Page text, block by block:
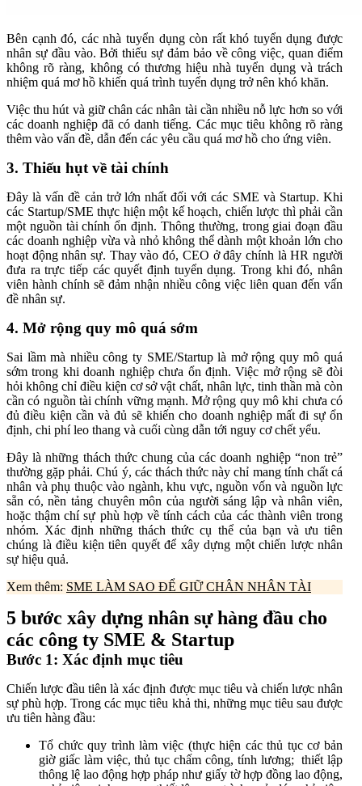
Bên cạnh đó, các nhà tuyển dụng còn rất khó tuyển dụng được
nhân sự đầu vào. Bởi thiếu sự đảm bảo về công việc, quan điểm
không rõ ràng, không có thương hiệu nhà tuyển dụng và trách
nhiệm quá mơ hồ khiến quá trình tuyển dụng trở nên khó khăn.
Việc thu hút và giữ chân các nhân tài cần nhiều nỗ lực hơn so với
các doanh nghiệp đã có danh tiếng. Các mục tiêu không rõ ràng
thêm vào vấn đề, dẫn đến các yêu cầu quá mơ hồ cho ứng viên.
3. Thiếu hụt về tài chính
Đây là vấn đề cản trở lớn nhất đối với các SME và Startup. Khi
các Startup/SME thực hiện một kế hoạch, chiến lược thì phải cần
một nguồn tài chính ổn định. Thông thường, trong giai đoạn đầu
các doanh nghiệp vừa và nhỏ không thể dành một khoản lớn cho
hoạt động nhân sự. Thay vào đó, CEO ở đây chính là HR người
đưa ra trực tiếp các quyết định tuyển dụng. Trong khi đó, nhân
viên hành chính sẽ đảm nhận nhiều công việc liên quan đến vấn
đề nhân sự.
4. Mở rộng quy mô quá sớm
Sai lầm mà nhiều công ty SME/Startup là mở rộng quy mô quá
sớm trong khi doanh nghiệp chưa ổn định. Việc mở rộng sẽ đòi
hỏi không chỉ điều kiện cơ sở vật chất, nhân lực, tinh thần mà còn
cần có nguồn tài chính vững mạnh. Mở rộng quy mô khi chưa có
đủ điều kiện cần và đủ sẽ khiến cho doanh nghiệp mất đi sự ổn
định, chi phí leo thang và cuối cùng dẫn tới nguy cơ chết yểu.
Đây là những thách thức chung của các doanh nghiệp “non trẻ”
thường gặp phải. Chú ý, các thách thức này chỉ mang tính chất cá
nhân và phụ thuộc vào ngành, khu vực, nguồn vốn và nguồn lực
sẵn có, nền tảng chuyên môn của người sáng lập và nhân viên,
hoặc thậm chí sự phù hợp về tính cách của các thành viên trong
nhóm. Xác định những thách thức cụ thể của bạn và ưu tiên
chúng là điều kiện tiên quyết để xây dựng một chiến lược nhân
sự hiệu quả.
Xem thêm: SME LÀM SAO ĐỂ GIỮ CHÂN NHÂN TÀI
5 bước xây dựng nhân sự hàng đầu cho
các công ty SME & Startup
Bước 1: Xác định mục tiêu
Chiến lược đầu tiên là xác định được mục tiêu và chiến lược nhân
sự phù hợp. Trong các mục tiêu khả thi, những mục tiêu sau được
ưu tiên hàng đầu:
Tổ chức quy trình làm việc (thực hiện các thủ tục cơ bản
giờ giấc làm việc, thủ tục chấm công, tính lương; thiết lập
thông lệ lao động hợp pháp như giấy tờ hợp đồng lao động,